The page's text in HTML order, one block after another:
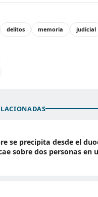
delitos memoria judicial
se precipita desde el
sobre dos personas en